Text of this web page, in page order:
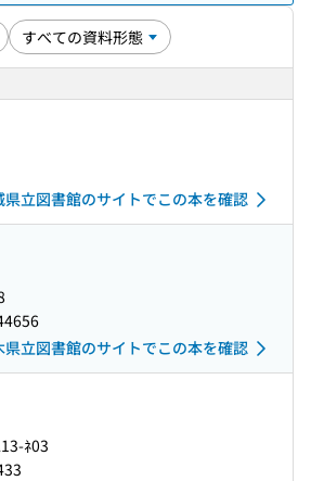
県立図書館のサイトでこの本を確認
県立図書館のサイトでこの本を確認
ﾈ03